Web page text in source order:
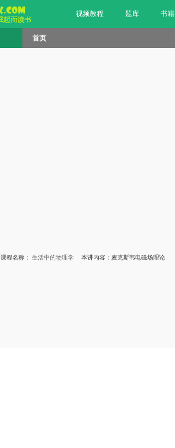
视频教程 题库 书籍
首页
课程名称： 生活中的物理学 本讲内容：麦克斯韦电磁场理论